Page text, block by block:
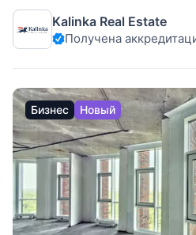
комплексе "Шуваловский".
выходом на балкон, гостиная,
гардеробной, ванная комната с
Kalinka Real Estate
Получена
Бизнес Новый